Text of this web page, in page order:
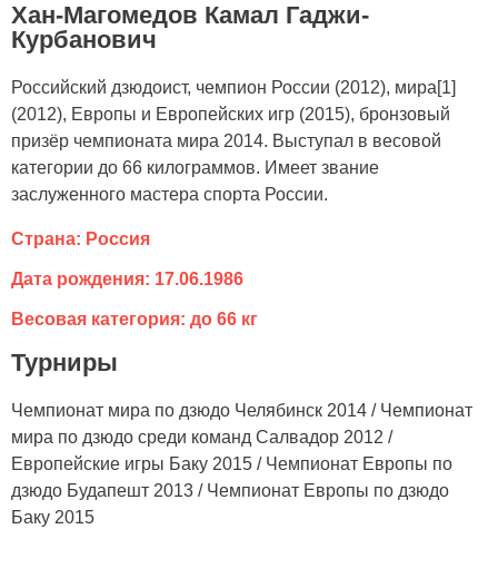
Хан-Магомедов Камал Гаджи-
Курбанович
Российский дзюдоист, чемпион России (2012), мира[1]
(2012), Европы и Европейских игр (2015), бронзовый
призёр чемпионата мира 2014. Выступал в весовой
категории до 66 килограммов. Имеет звание
заслуженного мастера спорта России.
Страна: Россия
Дата рождения: 17.06.1986
Весовая категория: до 66 кг
Турниры
Чемпионат мира по дзюдо Челябинск 2014 / Чемпионат
мира по дзюдо среди команд Салвадор 2012 /
Европейские игры Баку 2015 / Чемпионат Европы по
дзюдо Будапешт 2013 / Чемпионат Европы по дзюдо
Баку 2015